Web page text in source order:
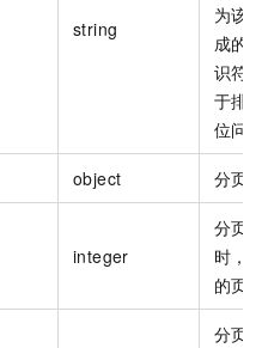
string
为该
成的
识符
于排
位问
object 分页
integer
分页
时，
的页
分页